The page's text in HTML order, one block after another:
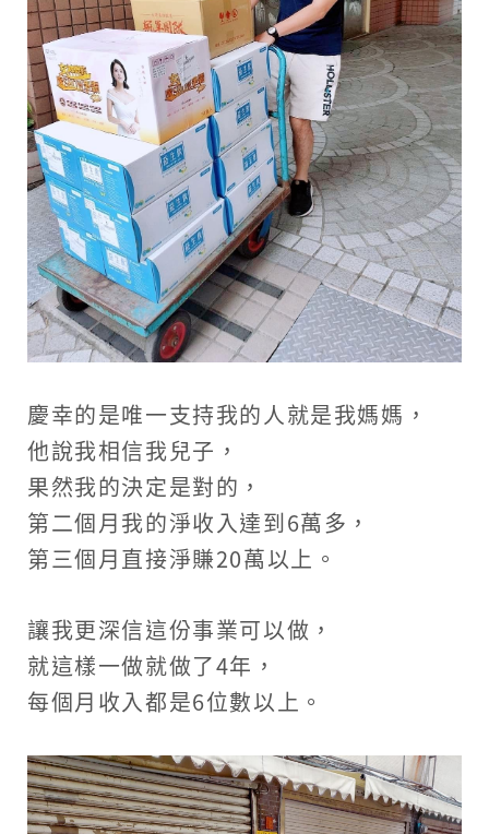
慶幸的是唯一支持我的人就是我媽媽，
他說我相信我兒子，
果然我的決定是對的，
第二個月我的淨收入達到6萬多，
第三個月直接淨賺20萬以上。
讓我更深信這份事業可以做，
就這樣一做就做了4年，
每個月收入都是6位數以上。